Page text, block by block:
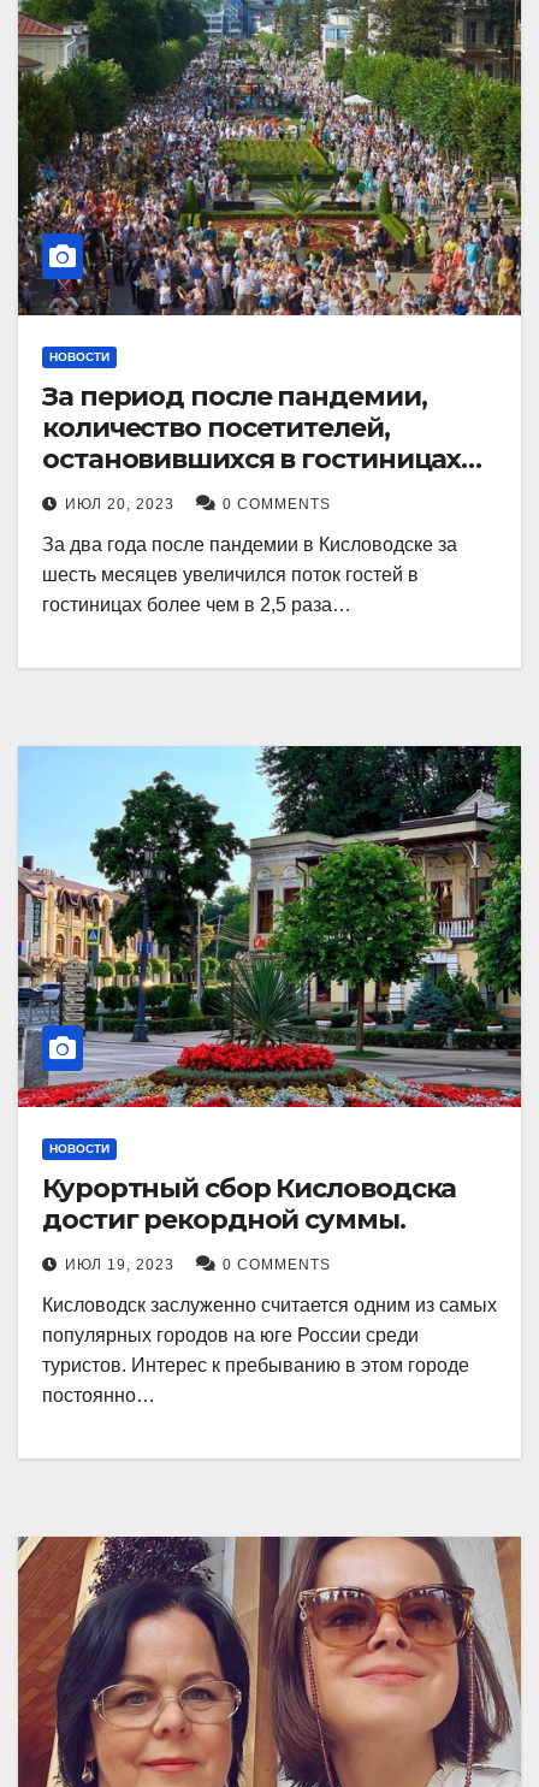
НОВОСТИ
За период после пандемии,
количество посетителей,
остановившихся в гостиницах
Кисловодска, выросло в 2,5 раза.
ИЮЛ 20, 2023 0 COMMENTS
За два года после пандемии в Кисловодске за
шесть месяцев увеличился поток гостей в
гостиницах более чем в 2,5 раза…
НОВОСТИ
Курортный сбор Кисловодска
достиг рекордной суммы.
ИЮЛ 19, 2023 0 COMMENTS
Кисловодск заслуженно считается одним из самых
популярных городов на юге России среди
туристов. Интерес к пребыванию в этом городе
постоянно…